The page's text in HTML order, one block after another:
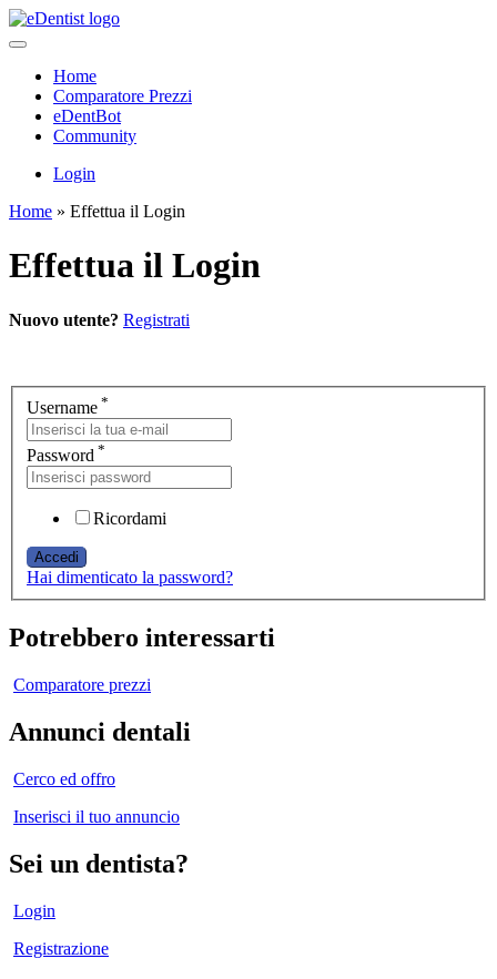
Home
Comparatore Prezzi
eDentBot
Community
Login
Home » Effettua il Login
Effettua il Login
Nuovo utente? Registrati
Username *
Password *
Ricordami
Hai dimenticato la password?
Potrebbero interessarti
Comparatore prezzi
Annunci dentali
Cerco ed offro
Inserisci il tuo annuncio
Sei un dentista?
Login
Registrazione